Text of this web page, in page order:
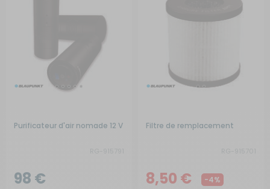
Purificateur d'air nomade 12 V
98 €
Filtre de remplacement
8,50 € -4%